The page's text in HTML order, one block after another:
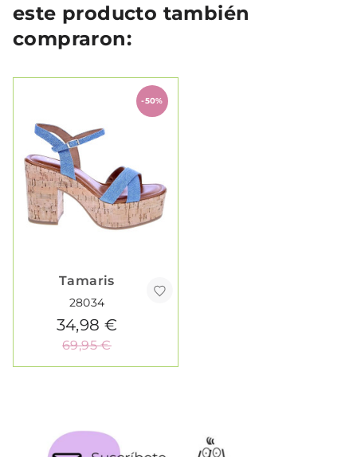
este producto también
compraron:
-50%
Tamaris
28034
34,98 €
69,95 €